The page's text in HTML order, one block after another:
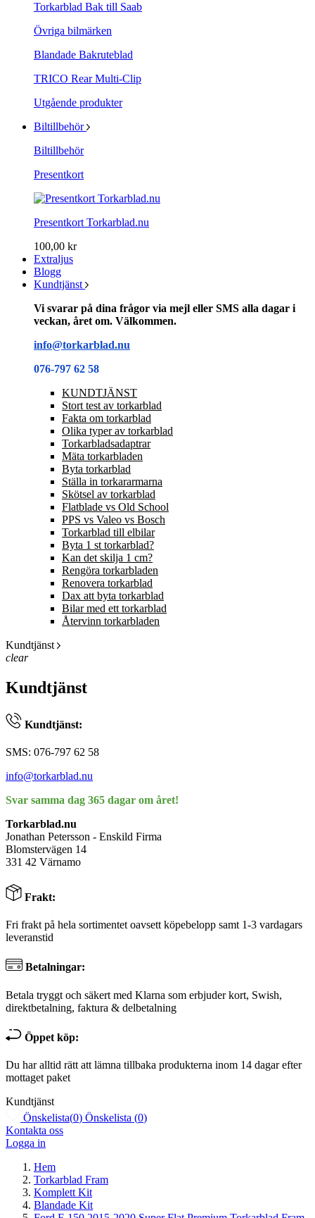
Torkarblad Bak till Saab
Övriga bilmärken
Blandade Bakruteblad
TRICO Rear Multi-Clip
Utgående produkter
Biltillbehör
Biltillbehör
Presentkort
Presentkort Torkarblad.nu
100,00 kr
Extraljus
Blogg
Kundtjänst
Vi svarar på dina frågor via mejl eller SMS alla dagar i
veckan, året om. Välkommen.
info@torkarblad.nu
076-797 62 58
KUNDTJÄNST
Stort test av torkarblad
Fakta om torkarblad
Olika typer av torkarblad
Torkarbladsadaptrar
Mäta torkarbladen
Byta torkarblad
Ställa in torkararmarna
Skötsel av torkarblad
Flatblade vs Old School
PPS vs Valeo vs Bosch
Torkarblad till elbilar
Byta 1 st torkarblad?
Kan det skilja 1 cm?
Rengöra torkarbladen
Renovera torkarblad
Dax att byta torkarblad
Bilar med ett torkarblad
Återvinn torkarbladen
Kundtjänst
clear
Kundtjänst
Kundtjänst:
SMS: 076-797 62 58
info@torkarblad.nu
Svar samma dag 365 dagar om året!
Torkarblad.nu
Jonathan Petersson - Enskild Firma
Blomstervägen 14
331 42 Värnamo
Frakt:
Fri frakt på hela sortimentet oavsett köpebelopp samt 1-3 vardagars
leveranstid
Betalningar:
Betala tryggt och säkert med Klarna som erbjuder kort, Swish,
direktbetalning, faktura & delbetalning
Öppet köp:
Du har alltid rätt att lämna tillbaka produkterna inom 14 dagar efter
mottaget paket
Kundtjänst
Önskelista(0) Önskelista (0)
Kontakta oss
Logga in
Hem
Torkarblad Fram
Komplett Kit
Blandade Kit